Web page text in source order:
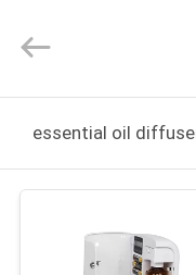
PRODUITS
VIDÉOS
Online
Market.
Reserved.
essential oil